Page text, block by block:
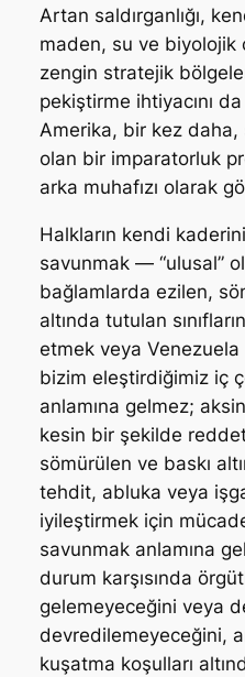
Artan saldırganlığı,
maden, su ve biyolojik
zengin stratejik
pekiştirme ihtiyacını
Amerika, bir kez
olan bir imparatorluk
arka muhafızı olarak
Halkların kendi
savunmak — “ulusal”
bağlamlarda ezilen,
altında tutulan
etmek veya
bizim eleştirdiğimiz iç
anlamına gelmez;
kesin bir şekilde
sömürülen ve baskı
tehdit, abluka veya
iyileştirmek için
savunmak anlamına
durum karşısında
gelemeyeceğini veya
devredilemeyeceğini,
kuşatma koşulları